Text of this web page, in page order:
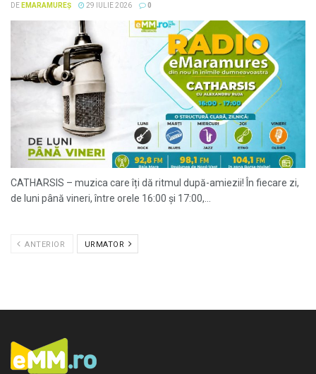
DE EMARAMUREȘ 29 IULIE 2026 0
CATHARSIS – muzica care îți dă ritmul după-amiezii! În fiecare zi,
de luni până vineri, între orele 16:00 și 17:00,...
ANTERIOR URMATOR